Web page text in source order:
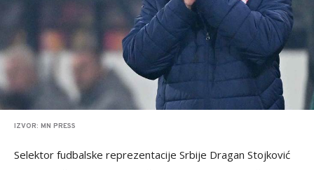
IZVOR: MN PRESS
Selektor fudbalske reprezentacije Srbije Dragan Stojković